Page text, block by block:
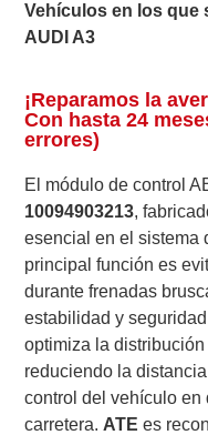
Vehículos en los que
AUDI A3
¡Reparamos la
Con hasta 24
errores)
El módulo de control
10094903213,
esencial en el sistema
principal función es
durante frenadas
estabilidad y
optimiza la
reduciendo la
control del vehículo
carretera. ATE es